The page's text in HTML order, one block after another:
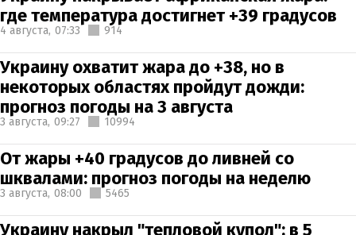
где температура достигнет +39 градусов
4 августа, 07:33 914
Украину охватит жара до +38, но в
некоторых областях пройдут дожди:
прогноз погоды на 3 августа
3 августа, 09:27 10994
От жары +40 градусов до ливней со
шквалами: прогноз погоды на неделю
3 августа, 08:00 5465
Украину накрыл "тепловой купол": в 5